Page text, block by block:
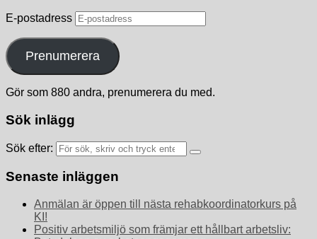
E-postadress
Prenumerera
Gör som 880 andra, prenumerera du med.
Sök inlägg
Sök efter:
Senaste inläggen
Anmälan är öppen till nästa rehabkoordinatorkurs på
KI!
Positiv arbetsmiljö som främjar ett hållbart arbetsliv: